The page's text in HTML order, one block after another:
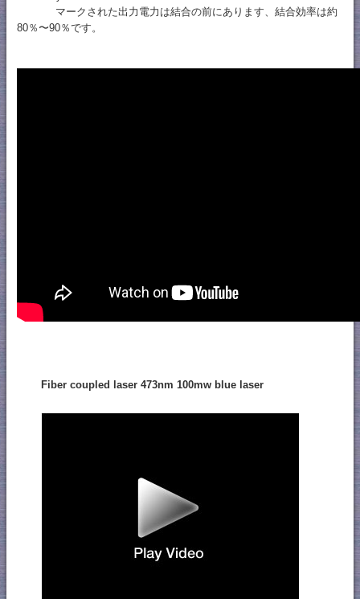
マークされた出力電力は結合の前にあります、結合効率は約
80％〜90％です。
Fiber coupled laser 473nm 100mw blue laser